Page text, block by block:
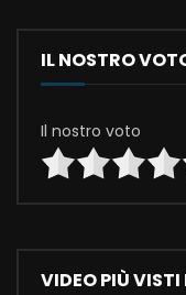
IL NOSTRO
Il nostro voto
VIDEO PIÙ